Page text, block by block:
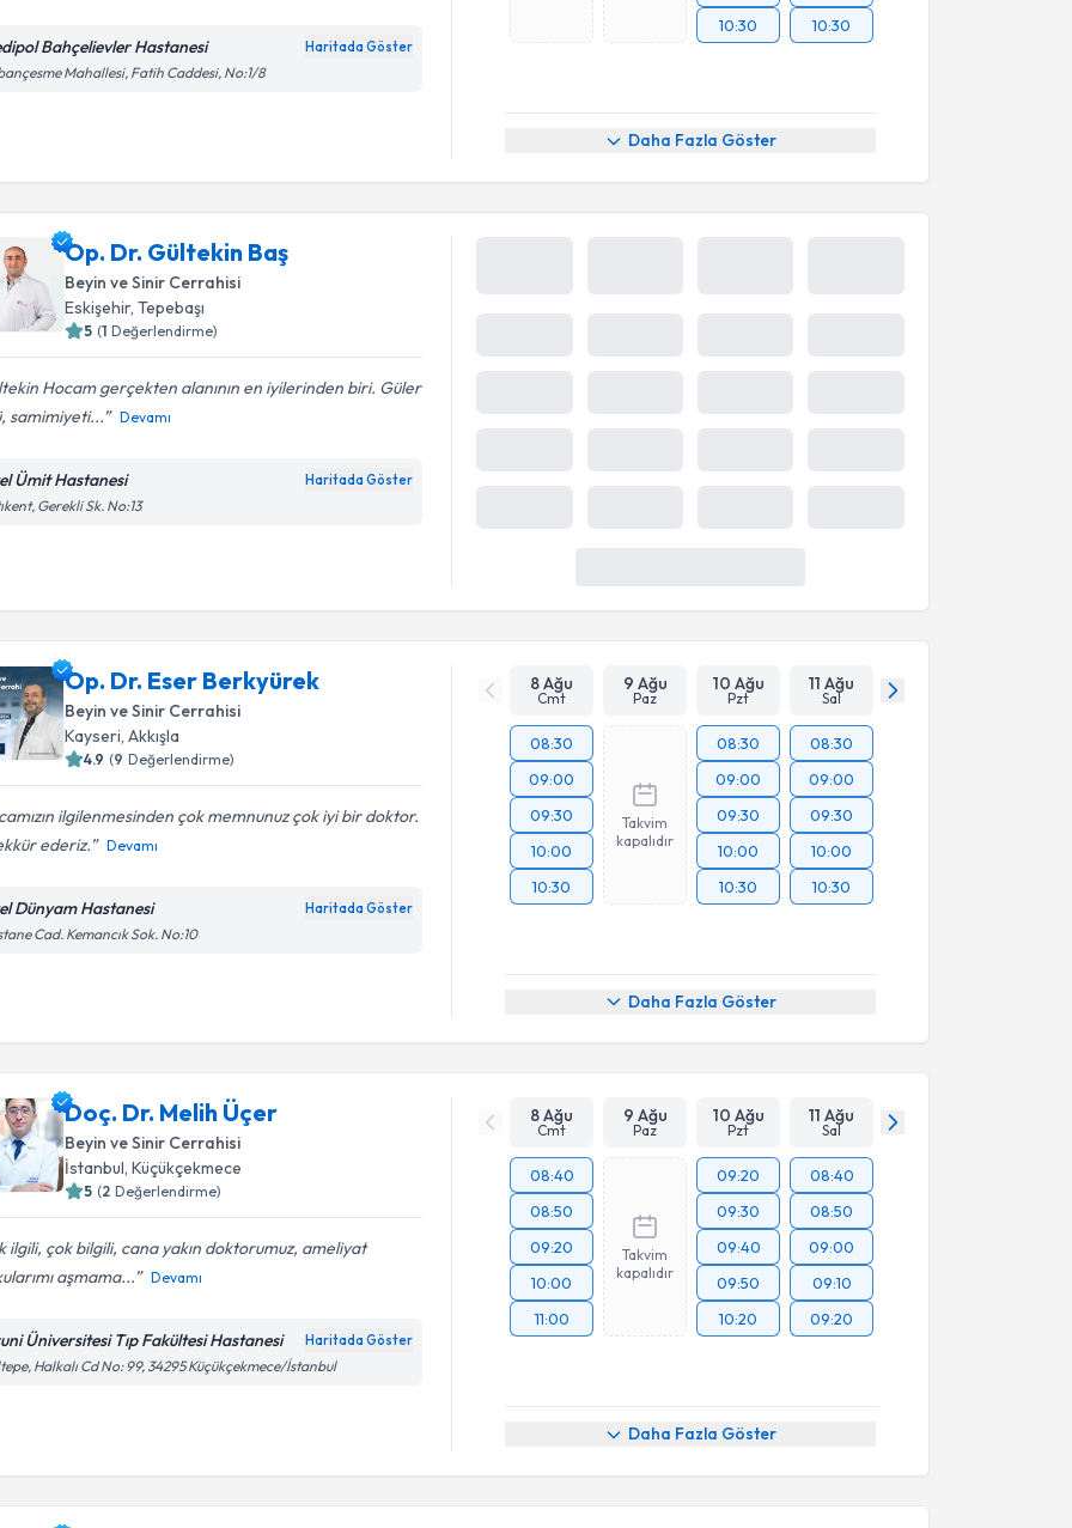
Bahçelievler Hastanesi Haritada Göster
Mahallesi, Fatih Caddesi, No:1/8
10:30
10:30
Daha Fazla Göster
Op. Dr. Gültekin Baş
Beyin ve Sinir Cerrahisi
Eskişehir,Tepebaşı
5 (1 Değerlendirme)
Hocam gerçekten alanının en iyilerinden biri. Güler
samimiyeti...
Devamı
Ümit Hastanesi Haritada Göster
Gerekli Sk. No:13
Op. Dr. Eser Berkyürek
Beyin ve Sinir Cerrahisi
Kayseri ,Akkışla
4.9 (9 Değerlendirme)
ilgilenmesinden çok memnunuz çok iyi bir doktor.
ederiz.
Devamı
Dünyam Hastanesi Haritada Göster
Cad. Kemancık Sok. No:10
8 Ağu
Cmt
9 Ağu
Paz
10 Ağu
Pzt
11 Ağu
Sal
08:30
09:00
09:30
10:00
10:30
Takvim
kapalıdır
08:30
09:00
09:30
10:00
10:30
08:30
09:00
09:30
10:00
10:30
Daha Fazla Göster
Doç. Dr. Melih Üçer
Beyin ve Sinir Cerrahisi
İstanbul,Küçükçekmece
5 (2 Değerlendirme)
ilgili, çok bilgili, cana yakın doktorumuz, ameliyat
aşmama...
Devamı
Üniversitesi Tıp Fakültesi Hastanesi Haritada Göster
Halkalı Cd No: 99, 34295 Küçükçekmece/İstanbul
8 Ağu
Cmt
9 Ağu
Paz
10 Ağu
Pzt
11 Ağu
Sal
08:40
08:50
09:20
10:00
11:00
Takvim
kapalıdır
09:20
09:30
09:40
09:50
10:20
08:40
08:50
09:00
09:10
09:20
Daha Fazla Göster